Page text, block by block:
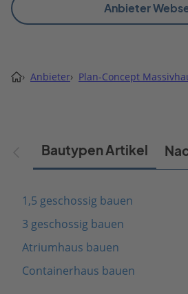
Anbieter
› Anbieter› Plan-Concept
Bautypen Artikel
1,5 geschossig bauen
3 geschossig bauen
Atriumhaus bauen
Containerhaus bauen